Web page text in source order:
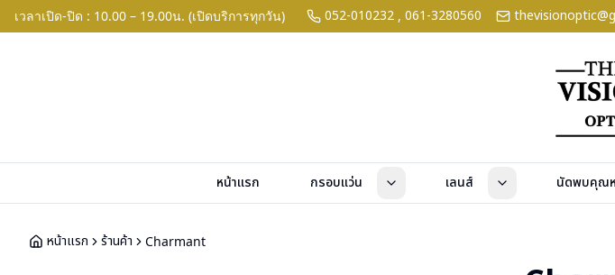
เวลาเปิด-ปิด : 10.00 – 19.00น. (เปิดบริการทุกวัน) 052-010232 , 061-3280560
หน้าแรก กรอบแว่น เลนส์ นัดพบคุณ
หน้าแรก ร้านค้า Charmant